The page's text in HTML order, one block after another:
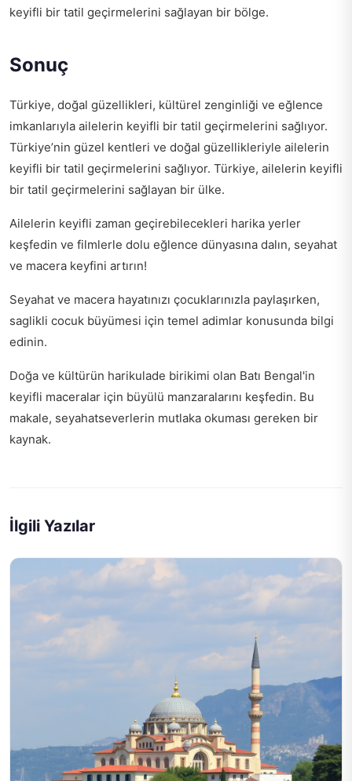
keyifli bir tatil geçirmelerini sağlayan bir bölge.
Sonuç
Türkiye, doğal güzellikleri, kültürel zenginliği ve eğlence
imkanlarıyla ailelerin keyifli bir tatil geçirmelerini sağlıyor.
Türkiye’nin güzel kentleri ve doğal güzellikleriyle ailelerin
keyifli bir tatil geçirmelerini sağlıyor. Türkiye, ailelerin keyifli
bir tatil geçirmelerini sağlayan bir ülke.
Ailelerin keyifli zaman geçirebilecekleri harika yerler
keşfedin ve filmlerle dolu eğlence dünyasına dalın, seyahat
ve macera keyfini artırın!
Seyahat ve macera hayatınızı çocuklarınızla paylaşırken,
saglikli cocuk büyümesi için temel adimlar konusunda bilgi
edinin.
Doğa ve kültürün harikulade birikimi olan Batı Bengal'in
keyifli maceralar için büyülü manzaralarını keşfedin. Bu
makale, seyahatseverlerin mutlaka okuması gereken bir
kaynak.
İlgili Yazılar